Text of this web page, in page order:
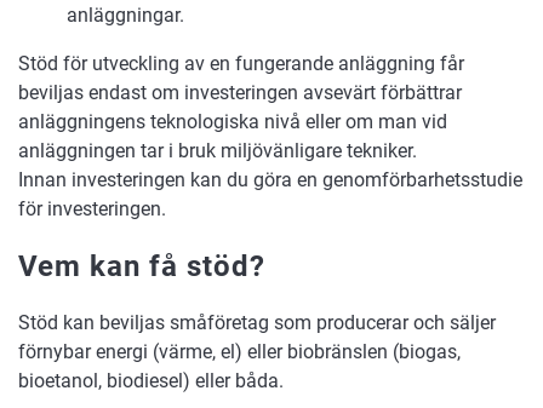
anläggningar.
Stöd för utveckling av en fungerande anläggning får
beviljas endast om investeringen avsevärt förbättrar
anläggningens teknologiska nivå eller om man vid
anläggningen tar i bruk miljövänligare tekniker.
Innan investeringen kan du göra en genomförbarhetsstudie
för investeringen.
Vem kan få stöd?
Stöd kan beviljas småföretag som producerar och säljer
förnybar energi (värme, el) eller biobränslen (biogas,
bioetanol, biodiesel) eller båda.